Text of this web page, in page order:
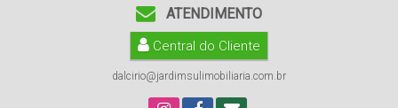
ATENDIMENTO
Central do Cliente
dalcirio@jardimsulimobiliaria.com.br